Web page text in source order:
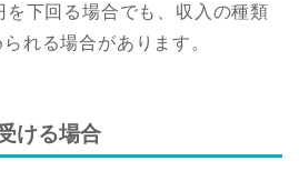
下回る場合でも、収入の種類
れる場合があります。
ける場合